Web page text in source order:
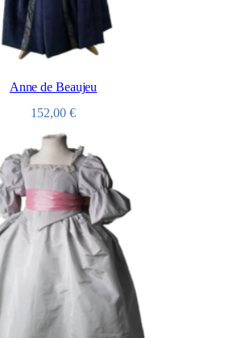
Anne de Beaujeu
152,00 €